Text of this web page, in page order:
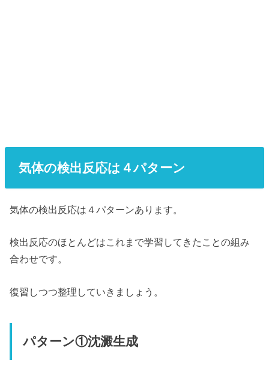
気体の検出反応は４パターン
気体の検出反応は４パターンあります。
検出反応のほとんどはこれまで学習してきたことの組み
合わせです。
復習しつつ整理していきましょう。
パターン①沈澱生成